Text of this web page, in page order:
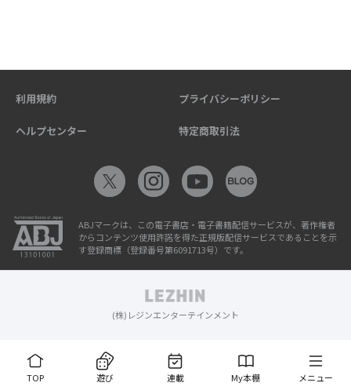
TOP 遊び 連載 My本棚 メニュー
利用規約 プライバシーポリシー
ヘルプセンター 特定商取引法
ABJマークは、この電子書店・電子書籍配信サービスが、著作権者
からコンテンツ使用許諾を得た正規版配信サービスであることを示
す登録商標（登録番号第6091713号）です。
(株)レジンエンターテインメント